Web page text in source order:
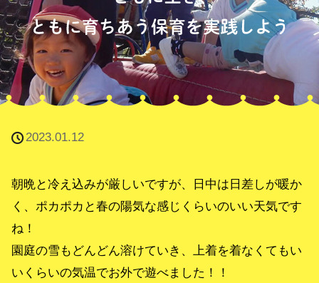
2023.01.12
朝晩と冷え込みが厳しいですが、日中は日差しが暖か
く、ポカポカと春の陽気な感じくらいのいい天気です
ね！
園庭の雪もどんどん溶けていき、上着を着なくてもい
いくらいの気温でお外で遊べました！！